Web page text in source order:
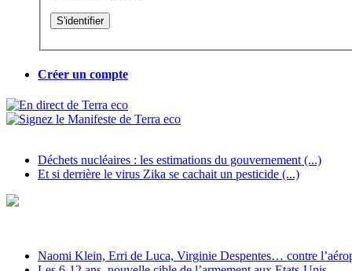
Créer un compte
Déchets nucléaires : les estimations du gouvernement (...)
Et si derrière le virus Zika se cachait un pesticide (...)
Naomi Klein, Erri de Luca, Virginie Despentes… contre